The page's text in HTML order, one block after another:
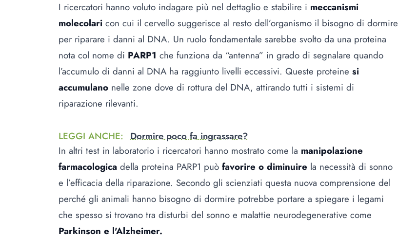
I ricercatori hanno voluto indagare più nel dettaglio e stabilire i meccanismi
molecolari con cui il cervello suggerisce al resto dell’organismo il bisogno di dormire
per riparare i danni al DNA. Un ruolo fondamentale sarebbe svolto da una proteina
nota col nome di PARP1 che funziona da “antenna” in grado di segnalare quando
l’accumulo di danni al DNA ha raggiunto livelli eccessivi. Queste proteine si
accumulano nelle zone dove di rottura del DNA, attirando tutti i sistemi di
riparazione rilevanti.
LEGGI ANCHE: Dormire poco fa ingrassare?
In altri test in laboratorio i ricercatori hanno mostrato come la manipolazione
farmacologica della proteina PARP1 può favorire o diminuire la necessità di sonno
e l’efficacia della riparazione. Secondo gli scienziati questa nuova comprensione del
perché gli animali hanno bisogno di dormire potrebbe portare a spiegare i legami
che spesso si trovano tra disturbi del sonno e malattie neurodegenerative come
Parkinson e l'Alzheimer.